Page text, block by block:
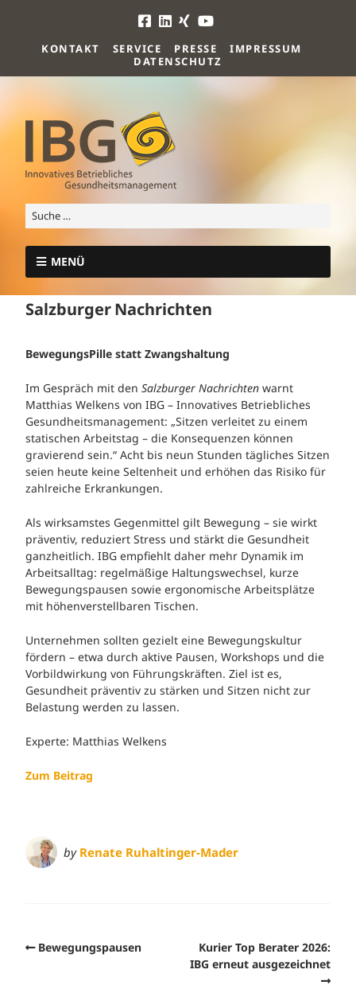
KONTAKT SERVICE PRESSE
IMPRESSUM
DATENSCHUTZ
MENÜ
Salzburger Nachrichten
BewegungsPille statt Zwangshaltung
Im Gespräch mit den Salzburger Nachrichten warnt
Matthias Welkens von IBG – Innovatives Betriebliches
Gesundheitsmanagement: „Sitzen verleitet zu einem
statischen Arbeitstag – die Konsequenzen können
gravierend sein.“ Acht bis neun Stunden tägliches Sitzen
seien heute keine Seltenheit und erhöhen das Risiko für
zahlreiche Erkrankungen.
Als wirksamstes Gegenmittel gilt Bewegung – sie wirkt
präventiv, reduziert Stress und stärkt die Gesundheit
ganzheitlich. IBG empfiehlt daher mehr Dynamik im
Arbeitsalltag: regelmäßige Haltungswechsel, kurze
Bewegungspausen sowie ergonomische Arbeitsplätze
mit höhenverstellbaren Tischen.
Unternehmen sollten gezielt eine Bewegungskultur
fördern – etwa durch aktive Pausen, Workshops und die
Vorbildwirkung von Führungskräften. Ziel ist es,
Gesundheit präventiv zu stärken und Sitzen nicht zur
Belastung werden zu lassen.
Experte: Matthias Welkens
Zum Beitrag
by Renate Ruhaltinger-Mader
Bewegungspausen
Kurier Top Berater 2026:
IBG erneut ausgezeichnet